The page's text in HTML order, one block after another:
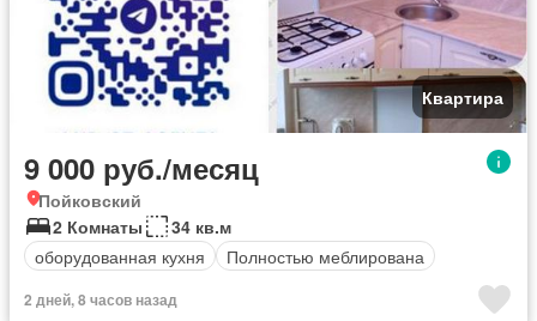
Квартира
9 000 руб./месяц
Пойковский
2 Комнаты
34 кв.м
оборудованная кухня
Полностью меблирована
2 дней, 8 часов назад